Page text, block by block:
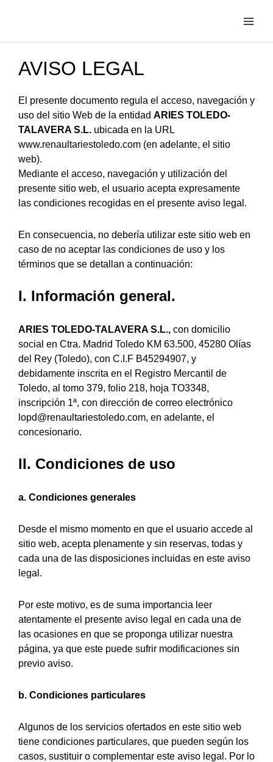
AVISO LEGAL
El presente documento regula el acceso, navegación y
uso del sitio Web de la entidad ARIES TOLEDO-
TALAVERA S.L. ubicada en la URL
www.renaultariestoledo.com (en adelante, el sitio
web).
Mediante el acceso, navegación y utilización del
presente sitio web, el usuario acepta expresamente
las condiciones recogidas en el presente aviso legal.
En consecuencia, no debería utilizar este sitio web en
caso de no aceptar las condiciones de uso y los
términos que se detallan a continuación:
I. Información general.
ARIES TOLEDO-TALAVERA S.L., con domicilio
social en Ctra. Madrid Toledo KM 63.500, 45280 Olías
del Rey (Toledo), con C.I.F B45294907, y
debidamente inscrita en el Registro Mercantil de
Toledo, al tomo 379, folio 218, hoja TO3348,
inscripción 1ª, con dirección de correo electrónico
lopd@renaultariestoledo.com, en adelante, el
concesionario.
II. Condiciones de uso
a. Condiciones generales
Desde el mismo momento en que el usuario accede al
sitio web, acepta plenamente y sin reservas, todas y
cada una de las disposiciones incluidas en este aviso
legal.
Por este motivo, es de suma importancia leer
atentamente el presente aviso legal en cada una de
las ocasiones en que se proponga utilizar nuestra
página, ya que este puede sufrir modificaciones sin
previo aviso.
b. Condiciones particulares
Algunos de los servicios ofertados en este sitio web
tiene condiciones particulares, que pueden según los
casos, sustituir o complementar este aviso legal. Por lo